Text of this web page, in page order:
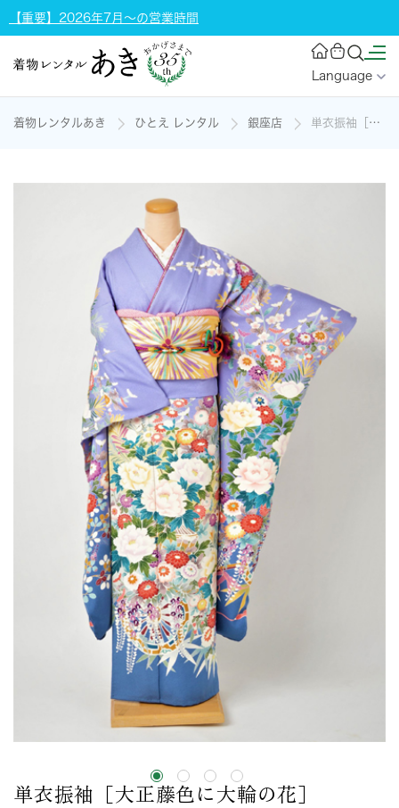
【重要】2026年7月～の営業時間
Language
着物レンタルあき ひとえ レンタル 銀座店 単衣振袖［大正藤色に大輪の花］の着物レンタル
単衣振袖［大正藤色に大輪の花］